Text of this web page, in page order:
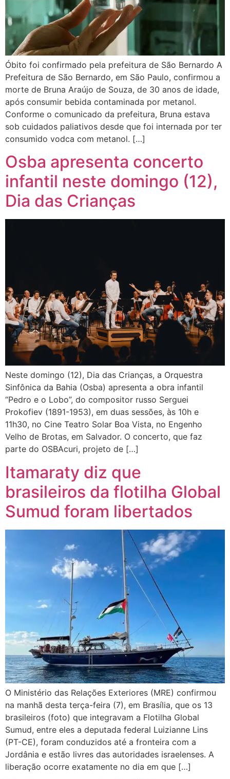
Óbito foi confirmado pela prefeitura de São Bernardo A
Prefeitura de São Bernardo, em São Paulo, confirmou a
morte de Bruna Araújo de Souza, de 30 anos de idade,
após consumir bebida contaminada por metanol.
Conforme o comunicado da prefeitura, Bruna estava
sob cuidados paliativos desde que foi internada por ter
consumido vodca com metanol. […]
Osba apresenta concerto
infantil neste domingo (12),
Dia das Crianças
Neste domingo (12), Dia das Crianças, a Orquestra
Sinfônica da Bahia (Osba) apresenta a obra infantil
“Pedro e o Lobo”, do compositor russo Serguei
Prokofiev (1891-1953), em duas sessões, às 10h e
11h30, no Cine Teatro Solar Boa Vista, no Engenho
Velho de Brotas, em Salvador. O concerto, que faz
parte do OSBAcuri, projeto de […]
Itamaraty diz que
brasileiros da flotilha Global
Sumud foram libertados
O Ministério das Relações Exteriores (MRE) confirmou
na manhã desta terça-feira (7), em Brasília, que os 13
brasileiros (foto) que integravam a Flotilha Global
Sumud, entre eles a deputada federal Luizianne Lins
(PT-CE), foram conduzidos até a fronteira com a
Jordânia e estão livres das autoridades israelenses. A
liberação ocorre exatamente no dia em que […]